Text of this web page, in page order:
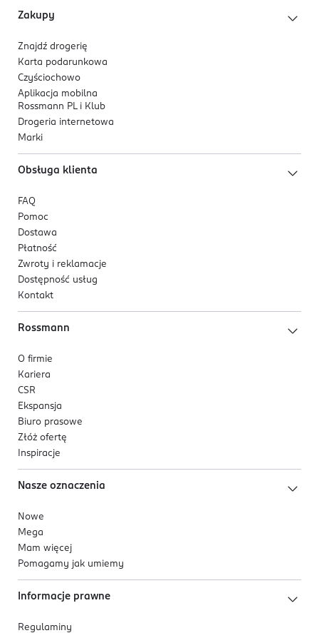
Zakupy
Znajdź drogerię
Karta podarunkowa
Czyściochowo
Aplikacja mobilna
Rossmann PL i Klub
Drogeria internetowa
Marki
Obsługa klienta
FAQ
Pomoc
Dostawa
Płatność
Zwroty i reklamacje
Dostępność usług
Kontakt
Rossmann
O firmie
Kariera
CSR
Ekspansja
Biuro prasowe
Złóż ofertę
Inspiracje
Nasze oznaczenia
Nowe
Mega
Mam więcej
Pomagamy jak umiemy
Informacje prawne
Regulaminy